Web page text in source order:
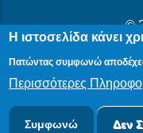
©
Δήλωση
Η ιστοσελίδα κάνει
Πατώντας συμφωνώ
Περισσότερες
Συμφωνώ Δεν